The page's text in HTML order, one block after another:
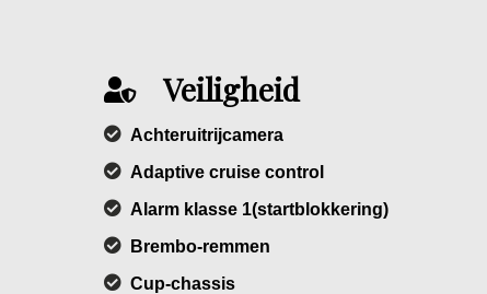
Veiligheid
Achteruitrijcamera
Adaptive cruise control
Alarm klasse 1(startblokkering)
Brembo-remmen
Cup-chassis